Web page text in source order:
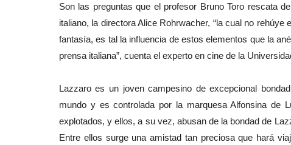
Son las preguntas que el profesor Bruno Toro rescata
italiano, la directora Alice Rohrwacher, “la cual no
fantasía, es tal la influencia de estos elementos que la
prensa italiana”, cuenta el experto en cine de la
Lazzaro es un joven campesino de excepcional
mundo y es controlada por la marquesa Alfonsina de
explotados, y ellos, a su vez, abusan de la bondad de
Entre ellos surge una amistad tan preciosa que hará